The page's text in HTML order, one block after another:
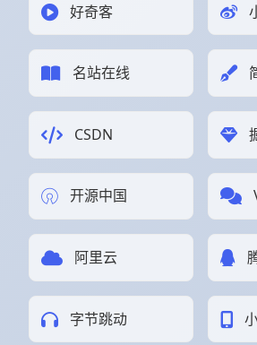
好奇客
名站在线
CSDN
开源中国
阿里云
字节跳动